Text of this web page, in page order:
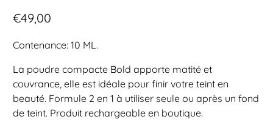
€49,00
Contenance: 10 ML.
La poudre compacte Bold apporte matité et
couvrance, elle est idéale pour finir votre teint en
beauté. Formule 2 en 1 à utiliser seule ou après un fond
de teint. Produit rechargeable en boutique.